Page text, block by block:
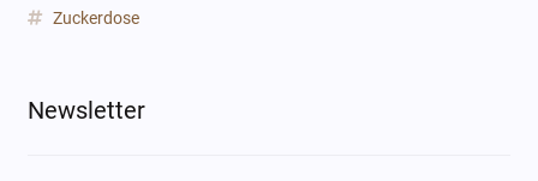
Zuckerdose
Newsletter